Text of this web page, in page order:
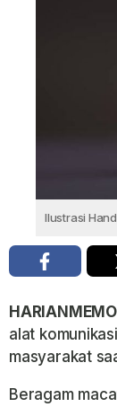
Ilustrasi
alat
masyarakat
Beragam